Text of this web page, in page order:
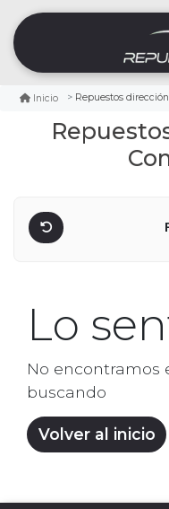
Inicio Repuestos dirección
Lo
No encontramos
buscando
Volver al inicio